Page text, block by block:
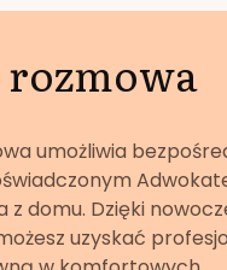
umożliwia
z domu. Dzięki
uzyskać